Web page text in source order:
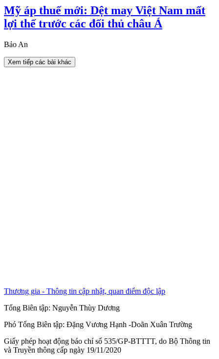
Mỹ áp thuế mới: Dệt may Việt Nam mất
lợi thế trước các đối thủ châu Á
Bảo An
Xem tiếp các bài khác
Thương gia - Thông tin cập nhật, quan điểm độc lập
Tổng Biên tập: Nguyễn Thùy Dương
Phó Tổng Biên tập: Đặng Vương Hạnh -Doãn Xuân Trường
Giấy phép hoạt động báo chí số 535/GP-BTTTT, do Bộ Thông tin
và Truyền thông cấp ngày 19/11/2020